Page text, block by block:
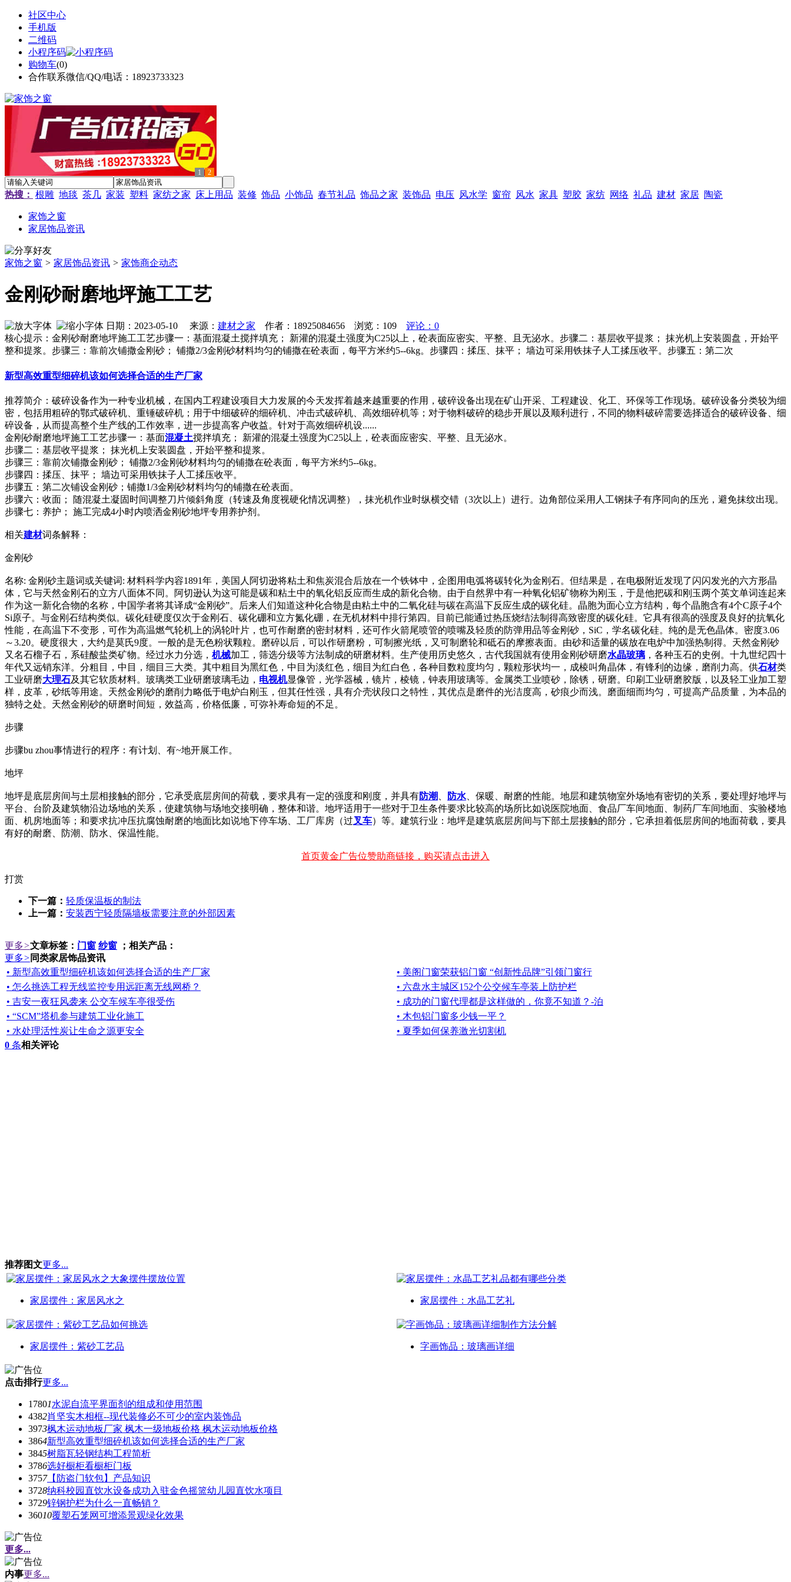
社区中心
手机版
二维码
小程序码
购物车(0)
合作联系微信/QQ/电话：18923733323
1 2
热搜： 根雕 地毯 茶几 家装 塑料 家纺之家 床上用品 装修 饰品 小饰品 春节礼品 饰品之家 装饰品 电压 风水学 窗帘 风水 家具 塑胶 家纺 网络 礼品 建材 家居 陶瓷
家饰之窗
家居饰品资讯
家饰之窗 > 家居饰品资讯 > 家饰商企动态
金刚砂耐磨地坪施工工艺
日期：2023-05-10 来源： 建材之家 作者：18925084656 浏览： 109
评论：0
核心提示：金刚砂耐磨地坪施工工艺步骤一：基面混凝土搅拌填充； 新灌的混凝土强度为C25以上，砼表面应密实、平整、且无泌水。步骤二：基层收平提浆； 抹光机上安装圆盘，开始平
整和提浆。步骤三：靠前次铺撒金刚砂； 铺撒2/3金刚砂材料均匀的铺撒在砼表面，每平方米约5--6kg。步骤四：揉压、抹平； 墙边可采用铁抹子人工揉压收平。步骤五：第二次
新型高效重型细碎机该如何选择合适的生产厂家
推荐简介：破碎设备作为一种专业机械，在国内工程建设项目大力发展的今天发挥着越来越重要的作用，破碎设备出现在矿山开采、工程建设、化工、环保等工作现场。破碎设备分类较为细
密，包括用粗碎的鄂式破碎机、重锤破碎机；用于中细破碎的细碎机、冲击式破碎机、高效细碎机等；对于物料破碎的稳步开展以及顺利进行，不同的物料破碎需要选择适合的破碎设备、细
碎设备，从而提高整个生产线的工作效率，进一步提高客户收益。针对于高效细碎机设......
金刚砂耐磨地坪施工工艺步骤一：基面混凝土搅拌填充； 新灌的混凝土强度为C25以上，砼表面应密实、平整、且无泌水。
步骤二：基层收平提浆； 抹光机上安装圆盘，开始平整和提浆。
步骤三：靠前次铺撒金刚砂； 铺撒2/3金刚砂材料均匀的铺撒在砼表面，每平方米约5--6kg。
步骤四：揉压、抹平； 墙边可采用铁抹子人工揉压收平。
步骤五：第二次铺设金刚砂；铺撒1/3金刚砂材料均匀的铺撒在砼表面。
步骤六：收面； 随混凝土凝固时间调整刀片倾斜角度（转速及角度视硬化情况调整），抹光机作业时纵横交错（3次以上）进行。边角部位采用人工钢抹子有序同向的压光，避免抹纹出现。
步骤七：养护； 施工完成4小时内喷洒金刚砂地坪专用养护剂。
相关建材词条解释：
金刚砂
名称: 金刚砂主题词或关键词: 材料科学内容1891年，美国人阿切逊将粘土和焦炭混合后放在一个铁钵中，企图用电弧将碳转化为金刚石。但结果是，在电极附近发现了闪闪发光的六方形晶
体，它与天然金刚石的立方八面体不同。阿切逊认为这可能是碳和粘土中的氧化铝反应而生成的新化合物。由于自然界中有一种氧化铝矿物称为刚玉，于是他把碳和刚玉两个英文单词连起来
作为这一新化合物的名称，中国学者将其译成“金刚砂”。后来人们知道这种化合物是由粘土中的二氧化硅与碳在高温下反应生成的碳化硅。晶胞为面心立方结构，每个晶胞含有4个C原子4个
Si原子。与金刚石结构类似。碳化硅硬度仅次于金刚石、碳化硼和立方氮化硼，在无机材料中排行第四。目前已能通过热压烧结法制得高致密度的碳化硅。它具有很高的强度及良好的抗氧化
性能，在高温下不变形，可作为高温燃气轮机上的涡轮叶片，也可作耐磨的密封材料，还可作火箭尾喷管的喷嘴及轻质的防弹用品等金刚砂，SiC，学名碳化硅。纯的是无色晶体。密度3.06
～3.20。硬度很大，大约是莫氏9度。一般的是无色粉状颗粒。磨碎以后，可以作研磨粉，可制擦光纸，又可制磨轮和砥石的摩擦表面。由砂和适量的碳放在电炉中加强热制得。天然金刚砂
又名石榴子石，系硅酸盐类矿物。经过水力分选， 机械加工，筛选分级等方法制成的研磨材料。生产使用历史悠久，古代我国就有使用金刚砂研磨水晶玻璃 ，各种玉石的史例。十九世纪四十
年代又远销东洋。分粗目，中目，细目三大类。其中粗目为黑红色，中目为淡红色，细目为红白色，各种目数粒度均匀，颗粒形状均一，成棱叫角晶体，有锋利的边缘，磨削力高。供石材类
工业研磨大理石及其它软质材料。玻璃类工业研磨玻璃毛边， 电视机显像管，光学器械，镜片，棱镜，钟表用玻璃等。金属类工业喷砂，除锈，研磨。印刷工业研磨胶版，以及轻工业加工塑
样，皮革，砂纸等用途。天然金刚砂的磨削力略低于电炉白刚玉，但其任性强，具有介壳状段口之特性，其优点是磨件的光洁度高，砂痕少而浅。磨面细而均匀，可提高产品质量，为本品的
独特之处。天然金刚砂的研磨时间短，效益高，价格低廉，可弥补寿命短的不足。
步骤
步骤bu zhou事情进行的程序：有计划、有~地开展工作。
地坪
地坪是底层房间与土层相接触的部分，它承受底层房间的荷载，要求具有一定的强度和刚度，并具有防潮 防水 、保暖、耐磨的性能。地层和建筑物室外场地有密切的关系，要处理好地坪与
平台、台阶及建筑物沿边场地的关系，使建筑物与场地交接明确，整体和谐。地坪适用于一些对于卫生条件要求比较高的场所比如说医院地面、食品厂车间地面、制药厂车间地面、实验楼地
面、机房地面等；和要求抗冲压抗腐蚀耐磨的地面比如说地下停车场、工厂库房（过叉车）等。建筑行业：地坪是建筑底层房间与下部土层接触的部分，它承担着低层房间的地面荷载，要具
有好的耐磨、防潮、防水、保温性能。
首页黄金广告位赞助商链接，购买请点击进入
打赏
下一篇： 轻质保温板的制法
上一篇： 安装西宁轻质隔墙板需要注意的外部因素
更多>文章标签： 门窗 纱窗 ；相关产品：
更多> 同类家居饰品资讯
• 新型高效重型细碎机该如何选择合适的生产厂家
• 美阁门窗荣获铝门窗 “创新性品牌”引领门窗行
• 怎么挑选工程无线监控专用远距离无线网桥？
• 六盘水主城区152个公交候车亭装上防护栏
• 吉安一夜狂风袭来 公交车候车亭很受伤
• 成功的门窗代理都是这样做的，你竟不知道？-泊
• “SCM”塔机参与建筑工业化施工
• 木包铝门窗多少钱一平？
• 水处理活性炭让生命之源更安全
• 夏季如何保养激光切割机
0 条相关评论
推荐图文更多...
家居摆件：家居风水之 家居摆件：水晶工艺礼
家居摆件：紫砂工艺品 字画饰品：玻璃画详细
点击排行更多...
17801水泥自流平界面剂的组成和使用范围
4382肖坚实木相框--现代装修必不可少的室内装饰品
3973枫木运动地板厂家 枫木一级地板价格 枫木运动地板价格
3864新型高效重型细碎机该如何选择合适的生产厂家
3845树脂瓦轻钢结构工程简析
3786选好橱柜看橱柜门板
3757【防盗门软包】产品知识
3728纳科校园直饮水设备成功入驻金色摇篮幼儿园直饮水项目
3729锌钢护栏为什么一直畅销？
36010覆塑石笼网可增添景观绿化效果
更多...
内事更多...